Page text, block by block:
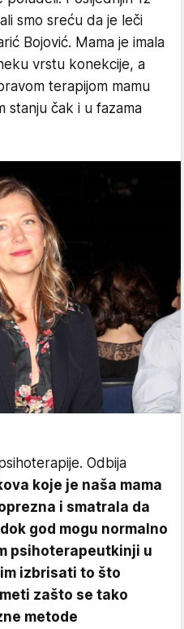
smo sreću da je leči
Bojović. Mama je imala
vrstu konekcije, a
terapijom mamu
stanju čak i u fazama
Odbija
koje je naša mama
i smatrala da
god mogu normalno
psihoterapeutkinji u
izbrisati to što
zašto se tako
metode